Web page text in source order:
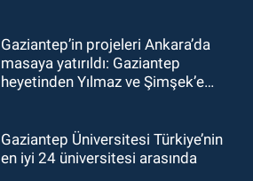
Gaziantep’in projeleri Ankara’da
masaya yatırıldı: Gaziantep
heyetinden Yılmaz ve Şimşek’e
Gaziantep Üniversitesi Türkiye’nin
en iyi 24 üniversitesi arasında